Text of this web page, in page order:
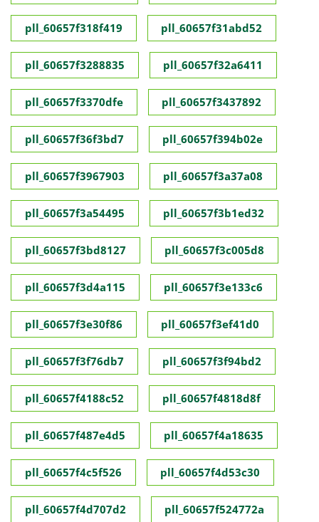
pll_60657f318f419 pll_60657f31abd52
pll_60657f3288835 pll_60657f32a6411
pll_60657f3370dfe pll_60657f3437892
pll_60657f36f3bd7 pll_60657f394b02e
pll_60657f3967903 pll_60657f3a37a08
pll_60657f3a54495 pll_60657f3b1ed32
pll_60657f3bd8127 pll_60657f3c005d8
pll_60657f3d4a115 pll_60657f3e133c6
pll_60657f3e30f86 pll_60657f3ef41d0
pll_60657f3f76db7 pll_60657f3f94bd2
pll_60657f4188c52 pll_60657f4818d8f
pll_60657f487e4d5 pll_60657f4a18635
pll_60657f4c5f526 pll_60657f4d53c30
pll_60657f4d707d2 pll_60657f524772a